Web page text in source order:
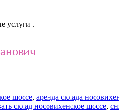
услуги .
шоссе, аренда склада
склад носовихенское шоссе,